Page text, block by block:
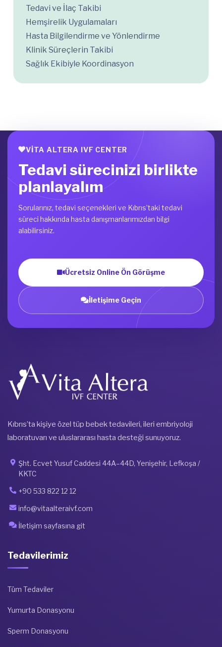
Tedavi ve İlaç Takibi
Hemşirelik Uygulamaları
Hasta Bilgilendirme ve Yönlendirme
Klinik Süreçlerin Takibi
Sağlık Ekibiyle Koordinasyon
VITA ALTERA IVF CENTER
Tedavi sürecinizi birlikte
planlayalım
Sorularınız, tedavi seçenekleri ve Kıbrıs’taki tedavi
süreci hakkında hasta danışmanlarımızdan bilgi
alabilirsiniz.
Ücretsiz Online Ön Görüşme
İletişime Geçin
Kıbrıs’ta kişiye özel tüp bebek tedavileri, ileri embriyoloji
laboratuvarı ve uluslararası hasta desteği sunuyoruz.
Şht. Ecvet Yusuf Caddesi 44A–44D, Yenişehir, Lefkoşa /
KKTC
+90 533 822 12 12
info@vitaalteraivf.com
İletişim sayfasına git
Tedavilerimiz
Tüm Tedaviler
Yumurta Donasyonu
Sperm Donasyonu